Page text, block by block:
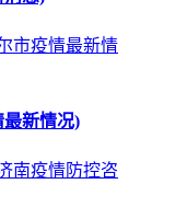
最新情况)